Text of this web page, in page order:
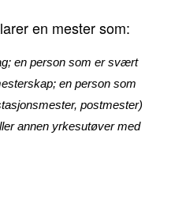
en mester som:
en person som er svært
en person som
postmester)
annen yrkesutøver med